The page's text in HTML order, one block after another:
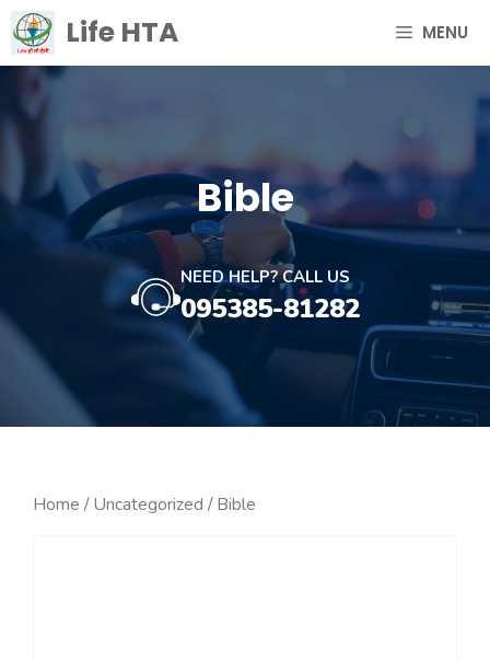
Skip
to
content
Life HTA MENU
Bible
NEED HELP? CALL US
095385-81282
Home /Uncategorized / Bible